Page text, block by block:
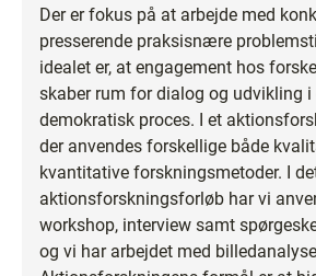
Der er fokus på at arbejde med
presserende praksisnære
idealet er, at engagement hos
skaber rum for dialog og udvikling i
demokratisk proces. I et
der anvendes forskellige både
kvantitative forskningsmetoder. I
aktionsforskningsforløb har vi
workshop, interview samt
og vi har arbejdet med